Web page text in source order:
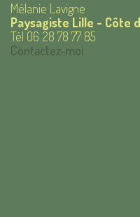
Mélanie Lavigne
Paysagiste Lille - Côte
Tél 06 28 78 77 85
Contactez-moi